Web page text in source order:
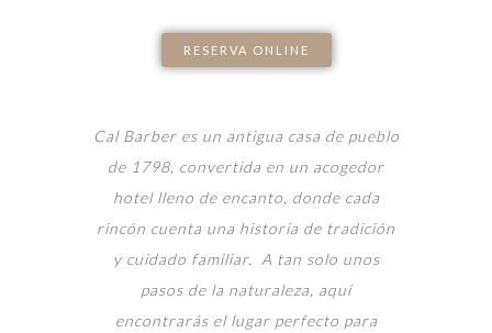
RESERVA ONLINE
Cal Barber es un antigua casa de pueblo
de 1798, convertida en un acogedor
hotel lleno de encanto, donde cada
rincón cuenta una historia de tradición
y cuidado familiar. A tan solo unos
pasos de la naturaleza, aquí
encontrarás el lugar perfecto para